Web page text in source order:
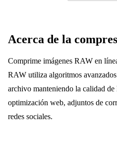
Acerca de la
Comprime imágenes RAW en
RAW utiliza algoritmos
archivo manteniendo la calidad de
optimización web, adjuntos de
redes sociales.